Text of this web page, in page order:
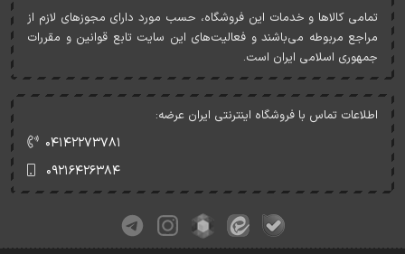
تمامی کالاها و خدمات اين فروشگاه، حسب مورد دارای مجوزهای لازم از
مراجع مربوطه می‌باشند و فعاليت‌های اين سايت تابع قوانين و مقررات
جمهوری اسلامی ايران است.
اطلاعات تماس با فروشگاه اینترنتی ایران عرضه:
۰۴۱۴۲۲۷۳۷۸۱
۰۹۲۱۶۴۲۶۳۸۴